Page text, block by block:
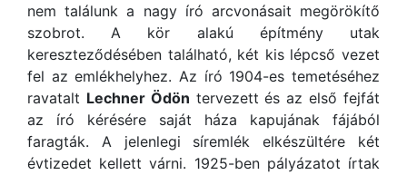
nem találunk a nagy író arcvonásait megörökítő
szobrot. A kör alakú építmény utak
kereszteződésében található, két kis lépcső vezet
fel az emlékhelyhez. Az író 1904-es temetéséhez
ravatalt Lechner Ödön tervezett és az első fejfát
az író kérésére saját háza kapujának fájából
faragták. A jelenlegi síremlék elkészültére két
évtizedet kellett várni. 1925-ben pályázatot írtak